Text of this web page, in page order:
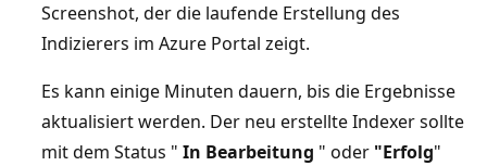
Screenshot, der die laufende Erstellung des
Indizierers im Azure Portal zeigt.
Es kann einige Minuten dauern, bis die Ergebnisse
aktualisiert werden. Der neu erstellte Indexer sollte
mit dem Status " In Bearbeitung " oder "Erfolg"